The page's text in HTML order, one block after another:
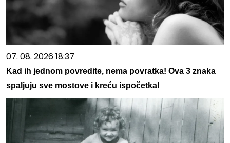
07. 08. 2026 18:37
Kad ih jednom povredite, nema povratka! Ova 3 znaka
spaljuju sve mostove i kreću ispočetka!